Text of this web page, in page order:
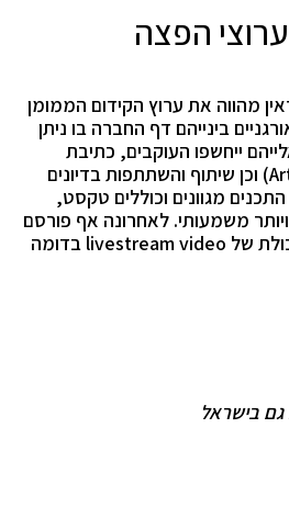
מהווה את ערוץ הקידום הממומן
בינייהם דף החברה בו ניתן
ייחשפו העוקבים, כתיבת
מאמרים מקצועיים (Articles) וכן שיתוף והשתתפות בדיונים
מגוונים וכוללים טקסט,
ויותר משמעותי. לאחרונה אף פורסם
שלינקדאין תוסיף בקרוב יכולת של livestream video בדומה
גם בישראל